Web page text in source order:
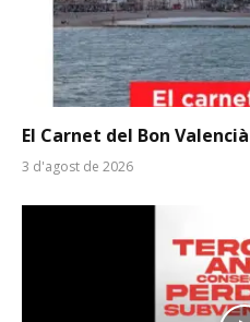
El Carnet del Bon Valencià
3 d'agost de 2026